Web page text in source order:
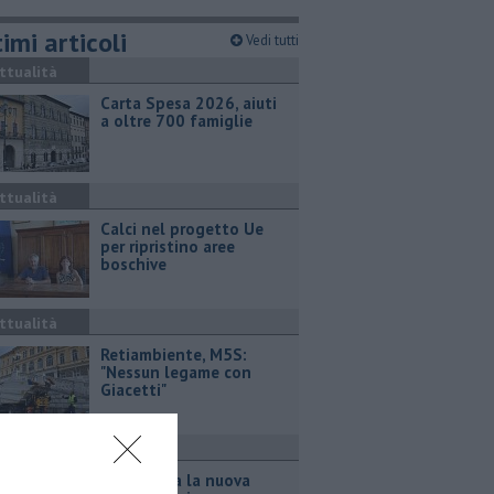
articoli Vedi tutti
Carta Spesa 2026, aiuti
a oltre 700 famiglie
Calci nel progetto Ue
per ripristino aree
boschive
Retiambiente, M5S:
"Nessun legame con
Giacetti"
Inaugurata la nuova